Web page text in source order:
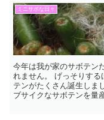
ミニサボな日々
今年は我が家のサボテン
れません。 げっそりす
テンがたくさん誕生しま
ブサイクなサボテンを量